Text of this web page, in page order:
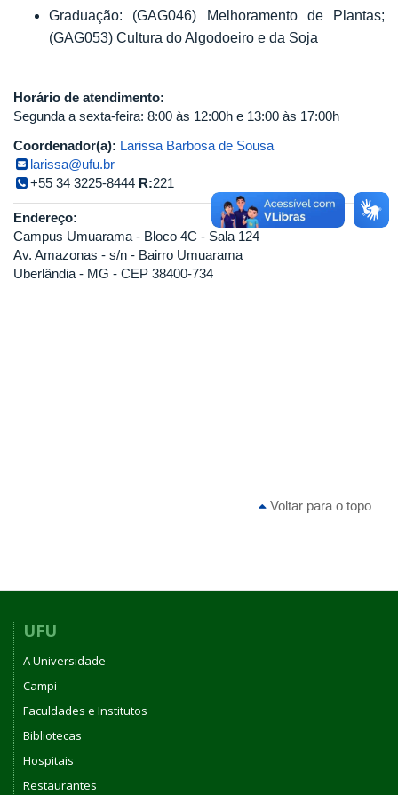
Graduação: (GAG046) Melhoramento de Plantas;
(GAG053) Cultura do Algodoeiro e da Soja
Horário de atendimento:
Segunda a sexta-feira: 8:00 às 12:00h e 13:00 às 17:00h
Coordenador(a): Larissa Barbosa de Sousa
larissa@ufu.br
+55 34 3225-8444 R:221
Endereço:
Campus Umuarama - Bloco 4C - Sala 124
Av. Amazonas - s/n - Bairro Umuarama
Uberlândia - MG - CEP 38400-734
Voltar para o topo
UFU
A Universidade
Campi
Faculdades e Institutos
Bibliotecas
Hospitais
Restaurantes